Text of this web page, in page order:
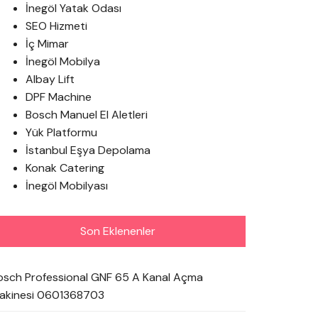
İnegöl Yatak Odası
SEO Hizmeti
İç Mimar
İnegöl Mobilya
Albay Lift
DPF Machine
Bosch Manuel El Aletleri
Yük Platformu
İstanbul Eşya Depolama
Konak Catering
İnegöl Mobilyası
Son Eklenenler
Professional GNF 65 A Kanal Açma
0601368703